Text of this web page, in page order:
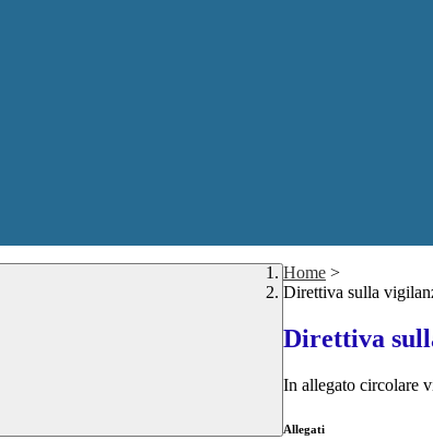
Home >
Direttiva sulla
Direttiva
In allegato circolare
Allegati